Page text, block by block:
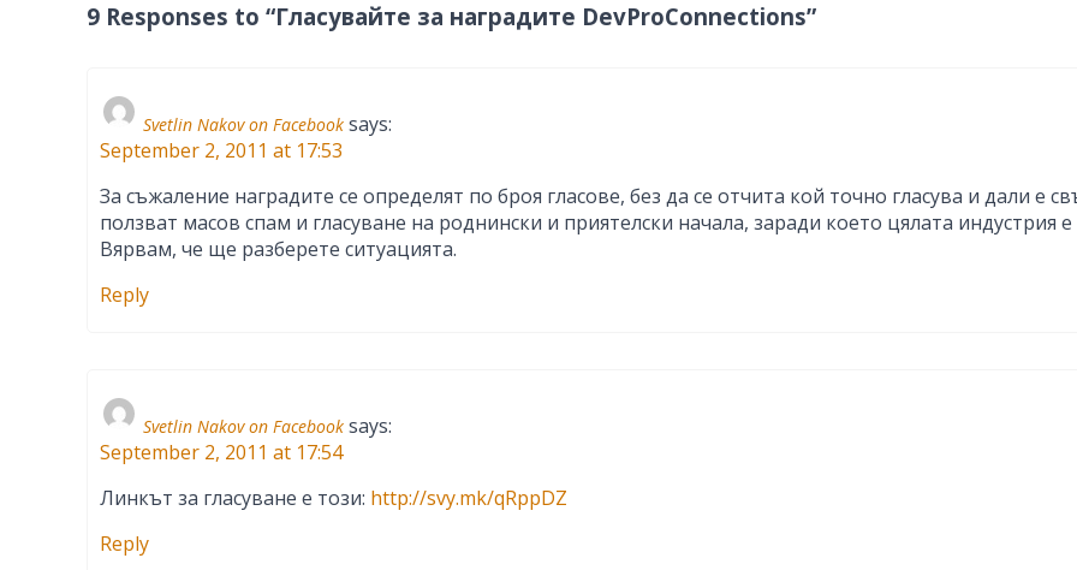
9 Responses to “Гласувайте за наградите DevProConnections”
Svetlin Nakov on Facebook says:
September 2, 2011 at 17:53
За съжаление наградите се определят по броя гласове, без да се отчита кой точно гласува и дали е
ползват масов спам и гласуване на роднински и приятелски начала, заради което цялата индустрия
Вярвам, че ще разберете ситуацията.
Reply
Svetlin Nakov on Facebook says:
September 2, 2011 at 17:54
Линкът за гласуване е този: http://svy.mk/qRppDZ
Reply